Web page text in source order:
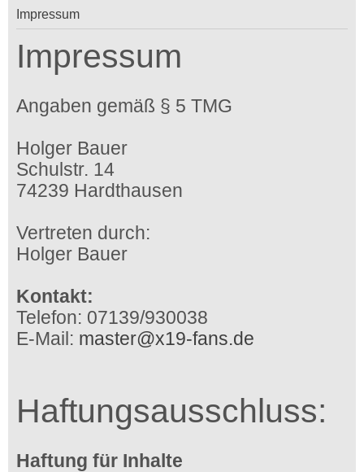
Impressum
Impressum
Angaben gemäß § 5 TMG
Holger Bauer
Schulstr. 14
74239 Hardthausen
Vertreten durch:
Holger Bauer
Kontakt:
Telefon: 07139/930038
E-Mail: master@x19-fans.de
Haftungsausschluss:
Haftung für Inhalte